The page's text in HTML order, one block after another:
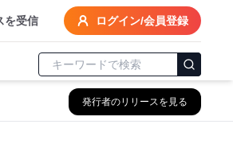
を受信 ログイン/会員登録
発行者のリリースを見る